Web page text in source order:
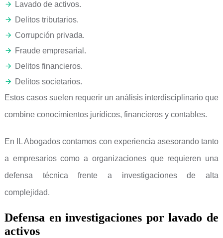
Lavado de activos.
Delitos tributarios.
Corrupción privada.
Fraude empresarial.
Delitos financieros.
Delitos societarios.
Estos casos suelen requerir un análisis interdisciplinario que
combine conocimientos jurídicos, financieros y contables.
En IL Abogados contamos con experiencia asesorando tanto
a empresarios como a organizaciones que requieren una
defensa técnica frente a investigaciones de alta
complejidad.
Defensa en investigaciones por lavado de
activos